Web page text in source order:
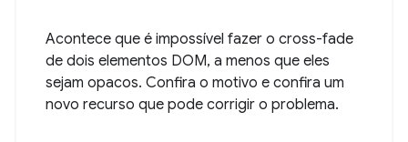
Acontece que é impossível fazer o cross-fade
de dois elementos DOM, a menos que eles
sejam opacos. Confira o motivo e confira um
novo recurso que pode corrigir o problema.